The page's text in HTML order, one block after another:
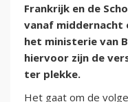
Frankrijk en de
vanaf middernacht
het ministerie van
hiervoor zijn de
ter plekke.
Het gaat om de